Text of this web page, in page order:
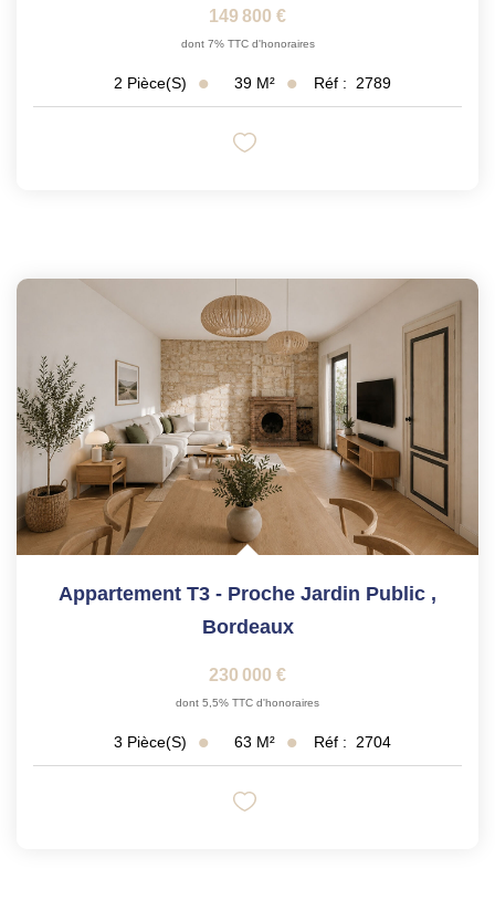
149 800 €
dont 7% TTC d'honoraires
2 Pièce(s) 39 M² Réf : 2789
Appartement T3 - Proche Jardin Public ,
Bordeaux
230 000 €
dont 5,5% TTC d'honoraires
3 Pièce(s) 63 M² Réf : 2704